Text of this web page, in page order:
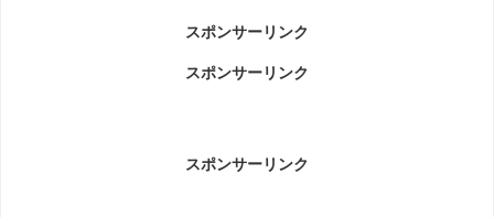
minanのwikiプロフィール(年齢・大学・本名)です。
スポンサーリンク
スポンサーリンク
スポンサーリンク